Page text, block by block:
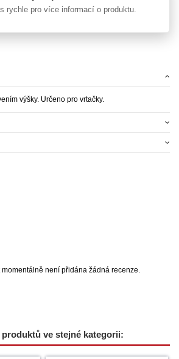
rychle pro více informací o produktu.
výšky. Určeno pro vrtačky.
není přidána žádná recenze.
ve stejné kategorii: